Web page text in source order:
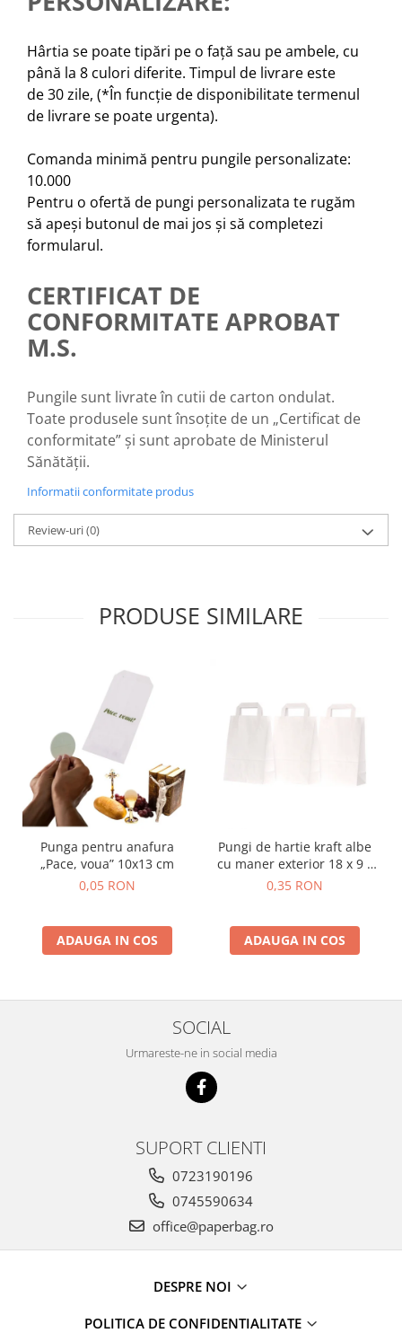
Hârtia se poate tipări pe o față sau pe ambele, cu
până la 8 culori diferite. Timpul de livrare este
de 30 zile, (*În funcție de disponibilitate termenul
de livrare se poate urgenta).
Comanda minimă pentru pungile personalizate:
10.000
Pentru o ofertă de pungi personalizata te rugăm
să apeși butonul de mai jos și să completezi
formularul.
CERTIFICAT DE
CONFORMITATE APROBAT
M.S.
Pungile sunt livrate în cutii de carton ondulat.
Toate produsele sunt însoțite de un „Certificat de
conformitate” și sunt aprobate de Ministerul
Sănătății.
Informatii conformitate produs
Review-uri(0)
PRODUSE SIMILARE
Punga pentru anafura
„Pace, voua” 10x13 cm
0,05 RON
ADAUGA IN COS
Pungi de hartie kraft albe
cu maner exterior 18 x 9 x
25 cm
0,35 RON
ADAUGA IN COS
SOCIAL
Urmareste-ne in social media
SUPORT CLIENTI
0723190196
0745590634
office@paperbag.ro
DESPRE NOI
POLITICA DE CONFIDENTIALITATE